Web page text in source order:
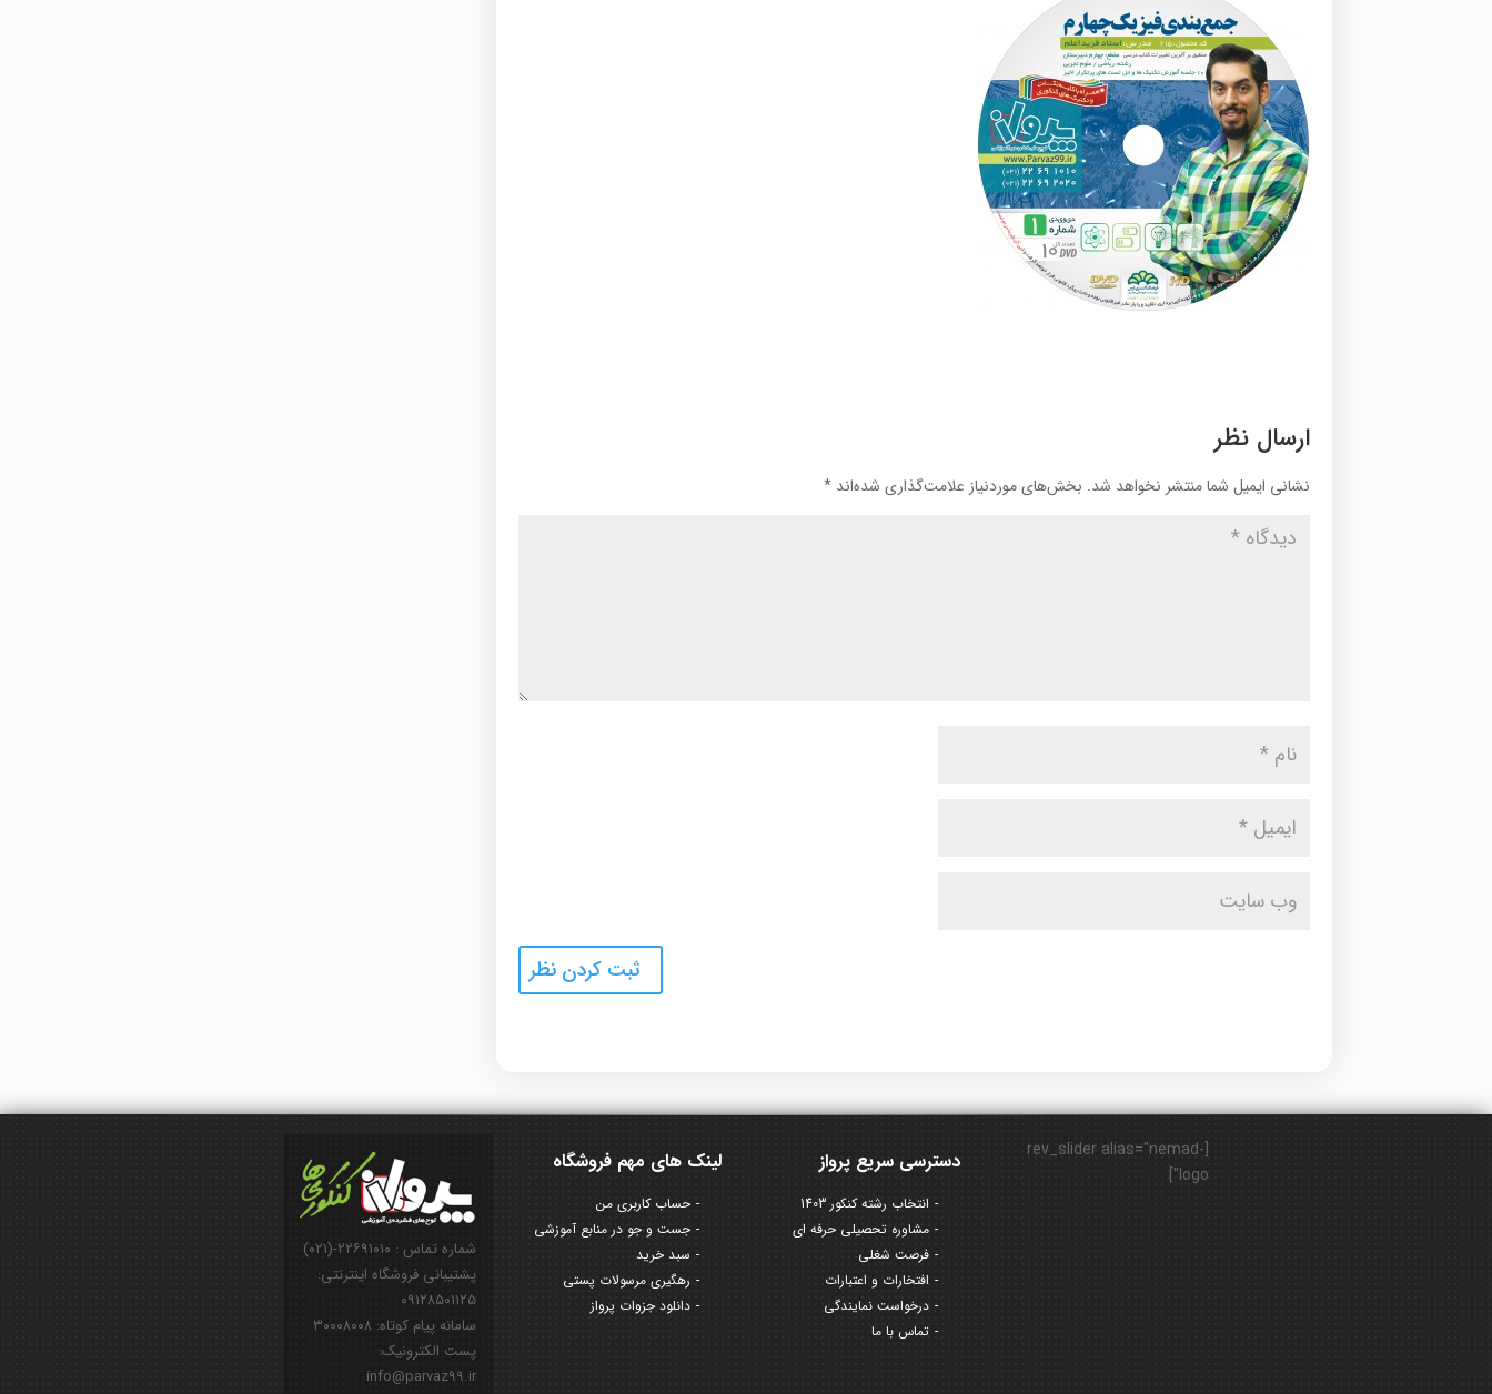
ارسال نظر
نشانی ایمیل شما منتشر نخواهد شد. بخش‌های موردنیاز علامت‌گذاری شده‌اند*
شماره تماس : ۲۲۶۹۱۰۱۰-(۰۲۱)
پشتیبانی فروشگاه اینترنتی:
۰۹۱۲۸۵۰۱۱۲۵
سامانه پیام کوتاه: ۳۰۰۰۸۰۰۸
پست الکترونیک:
info@parvaz99.ir
لینک های مهم فروشگاه
حساب کاربری من
جست و جو در منابع آموزشی
سبد خرید
رهگیری مرسولات پستی
دانلود جزوات پرواز
دسترسی سریع پرواز
انتخاب رشته کنکور 1403
مشاوره تحصیلی حرفه ای
فرصت شغلی
افتخارات و اعتبارات
درخواست نمایندگی
تماس با ما
[rev_slider alias="nemad-
logo"]